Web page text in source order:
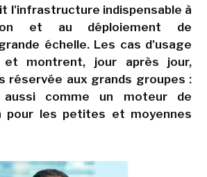
l'infrastructure indispensable à
et au déploiement de
échelle. Les cas d'usage
et montrent, jour après jour,
réservée aux grands groupes :
aussi comme un moteur de
pour les petites et moyennes